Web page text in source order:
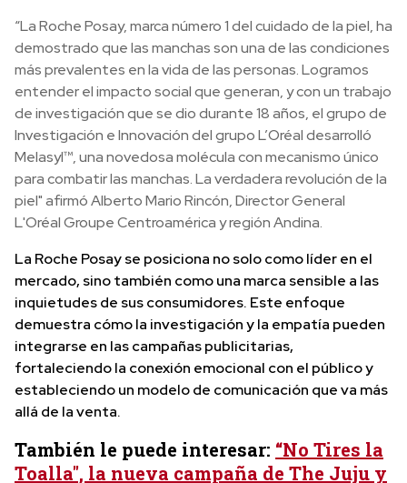
“La Roche Posay, marca número 1 del cuidado de la piel, ha
demostrado que las manchas son una de las condiciones
más prevalentes en la vida de las personas. Logramos
entender el impacto social que generan, y con un trabajo
de investigación que se dio durante 18 años, el grupo de
Investigación e Innovación del grupo L’Oréal desarrolló
Melasyl™, una novedosa molécula con mecanismo único
para combatir las manchas. La verdadera revolución de la
piel" afirmó Alberto Mario Rincón, Director General
L'Oréal Groupe Centroamérica y región Andina.
La Roche Posay se posiciona no solo como líder en el
mercado, sino también como una marca sensible a las
inquietudes de sus consumidores. Este enfoque
demuestra cómo la investigación y la empatía pueden
integrarse en las campañas publicitarias,
fortaleciendo la conexión emocional con el público y
estableciendo un modelo de comunicación que va más
allá de la venta.
También le puede interesar: “No Tires la
Toalla", la nueva campaña de The Juju y